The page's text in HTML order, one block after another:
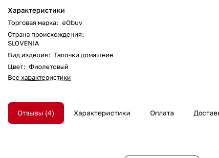
Характеристики
Торговая марка: eObuv
Страна происхождения:
SLOVENIA
Вид изделия: Тапочки домашние
Цвет: Фиолетовый
Все характеристики
Отзывы 4 Характеристики Оплата